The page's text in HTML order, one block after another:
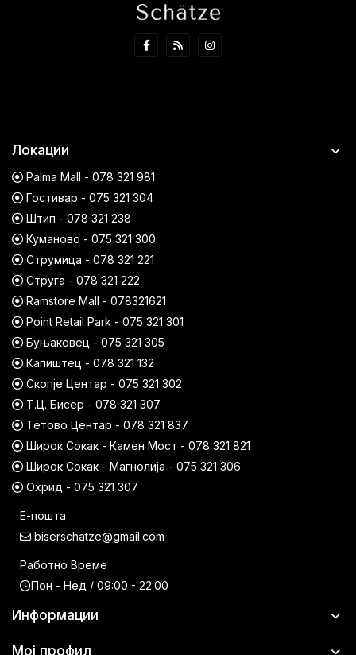
Локации
Palma Mall - 078 321 981
Гостивар - 075 321 304
Штип - 078 321 238
Куманово - 075 321 300
Струмица - 078 321 221
Струга - 078 321 222
Ramstore Mall - 078321621
Point Retail Park - 075 321 301
Буњаковец - 075 321 305
Капиштец - 078 321 132
Скопје Центар - 075 321 302
Т.Ц. Бисер - 078 321 307
Тетово Центар - 078 321 837
Широк Сокак - Камен Мост - 078 321 821
Широк Сокак - Магнолија - 075 321 306
Охрид - 075 321 307
Е-пошта
biserschatze@gmail.com
Работно Време
Пон - Нед / 09:00 - 22:00
Информации
Мој профил